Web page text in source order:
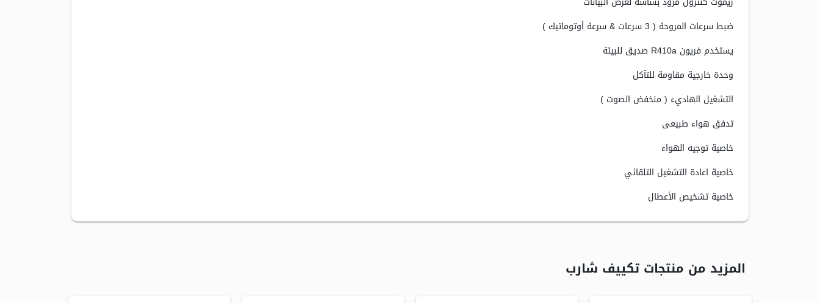
ضبط سرعات المروحة ( 3 سرعات & سرعة أوتوماتيك )
يستخدم فريون R410a صديق للبيئة
وحدة خارجية مقاومة للتآكل
التشغيل الهاديء ( منخفض الصوت )
تدفق هواء طبيعى
خاصية توجيه الهواء
خاصية اعادة التشغيل التلقائي
خاصية تشخيص الأعطال
المزيد من منتجات تكييف شارب